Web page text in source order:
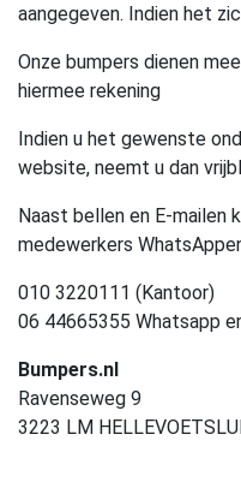
aangegeven. Indien het
Onze bumpers dienen
hiermee rekening
Indien u het gewenste
website, neemt u dan
Naast bellen en E-mailen
medewerkers
010 3220111 (Kantoor)
06 44665355 Whatsapp
Bumpers.nl
Ravenseweg 9
3223 LM